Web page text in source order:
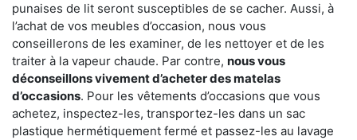
punaises de lit seront susceptibles de se cacher. Aussi, à
l’achat de vos meubles d’occasion, nous vous
conseillerons de les examiner, de les nettoyer et de les
traiter à la vapeur chaude. Par contre, nous vous
déconseillons vivement d’acheter des matelas
d’occasions. Pour les vêtements d’occasions que vous
achetez, inspectez-les, transportez-les dans un sac
plastique hermétiquement fermé et passez-les au lavage